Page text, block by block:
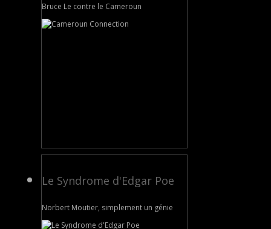
Bruce Le contre le Cameroun
Le Syndrome d'Edgar Poe
Norbert Moutier, simplement un génie